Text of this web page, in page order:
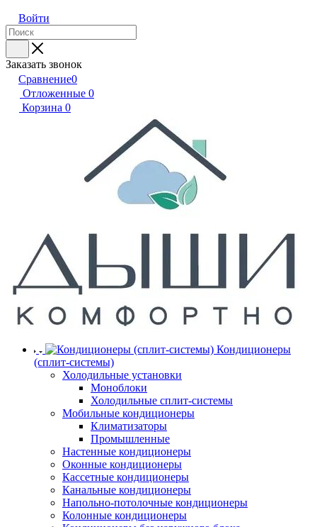
Войти
Заказать звонок
Сравнение0
Отложенные 0
Корзина 0
Кондиционеры
(сплит-системы)
Холодильные установки
Моноблоки
Холодильные сплит-системы
Мобильные кондиционеры
Климатизаторы
Промышленные
Настенные кондиционеры
Оконные кондиционеры
Кассетные кондиционеры
Канальные кондиционеры
Напольно-потолочные кондиционеры
Колонные кондиционеры